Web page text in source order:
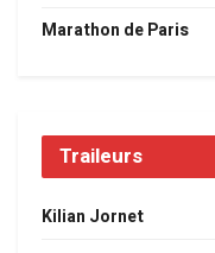
Marathon de Paris
Traileurs
Kilian Jornet